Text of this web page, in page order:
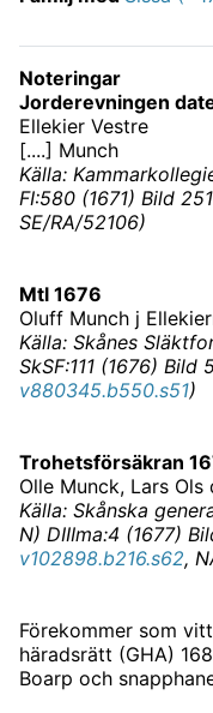
Noteringar
Jorderevningen
Ellekier Vestre
[....] Munch
Källa:
FI:580 (1671) Bild
SE/RA/52106)
Mtl 1676
Oluff Munch j
Källa: Skånes
SkSF:111 (1676) Bild
v880345.b550.s51)
Trohetsförsäkran
Olle Munck, Lars Ols
Källa: Skånska
N) DIIIma:4 (1677)
v102898.b216.s62,
Förekommer som
häradsrätt (GHA)
Boarp och